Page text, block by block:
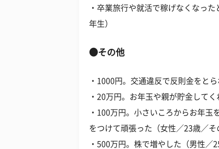
・卒業旅行や就活で稼げなくなっ
年生）
●その他
・1000円。交通違反で反則金をと
・20万円。お年玉や親が貯金して
・100万円。小さいころからお年玉
をつけて頑張った（女性／23歳／そ
・500万円。株で増やした（男性／